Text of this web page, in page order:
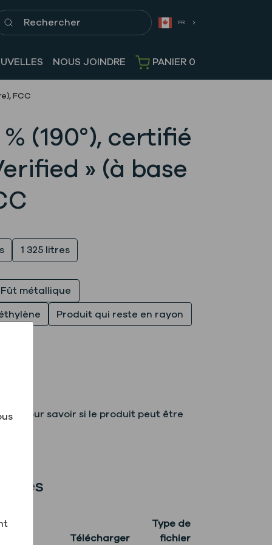
FR
NOUS JOINDRE PANIER 0
FCC
(190°), certifié
» (à base
1 325 litres
Fût métallique
Produit qui reste en rayon
pour savoir si le produit peut être
Télécharger
Type de
fichier